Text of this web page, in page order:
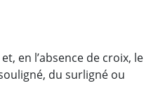
en l’absence de croix, le
du surligné ou